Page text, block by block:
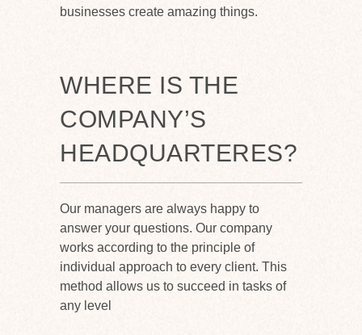
businesses create amazing things.
WHERE IS THE
COMPANY’S
HEADQUARTERES?
Our managers are always happy to
answer your questions. Our company
works according to the principle of
individual approach to every client. This
method allows us to succeed in tasks of
any level